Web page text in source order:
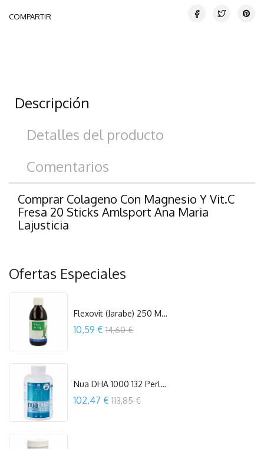
COMPARTIR
Descripción
Detalles del producto
Comentarios
Comprar Colageno Con Magnesio Y Vit.C
Fresa 20 Sticks Amlsport Ana Maria
Lajusticia
Ofertas Especiales
Flexovit (Jarabe) 250 Ml. Espadiet
Precio
10,59 € 14,60 €
Nua DHA 1000 132 Perlas Laboratorio Nua
Precio
102,47 € 113,85 €